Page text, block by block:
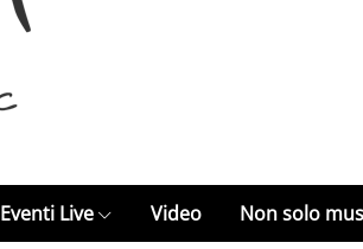
Eventi Live Video Non solo